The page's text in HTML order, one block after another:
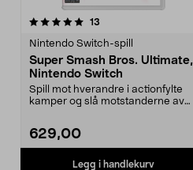
13
Nintendo Switch-spill
Super Smash Bros. Ultimate,
Nintendo Switch
Spill mot hverandre i actionfylte
kamper og slå motstanderne av
629,00
Legg i handlekurv
4.5 av 5 stjerner